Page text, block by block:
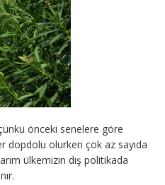
önceki senelere göre
dopdolu olurken çok az sayıda
ülkemizin dış politikada